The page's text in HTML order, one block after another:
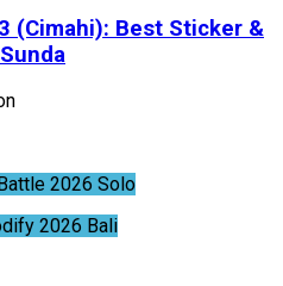
(Cimahi): Best Sticker &
2026 Solo
2026 Bali